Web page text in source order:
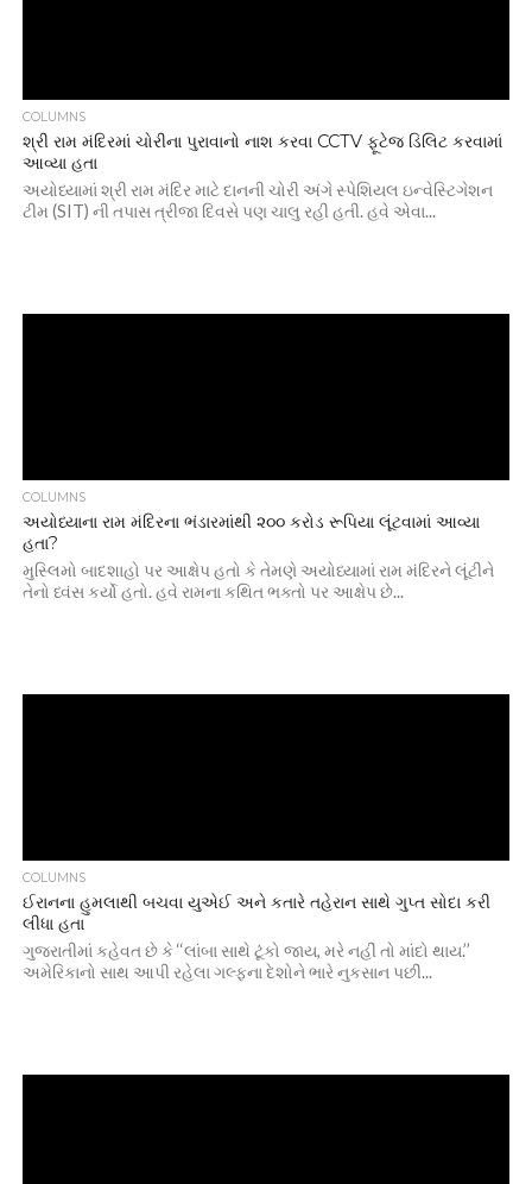
COLUMNS
શ્રી રામ મંદિરમાં ચોરીના પુરાવાનો નાશ કરવા CCTV ફૂટેજ ડિલિટ કરવામાં
આવ્યા હતા
અયોધ્યામાં શ્રી રામ મંદિર માટે દાનની ચોરી અંગે સ્પેશિયલ ઇન્વેસ્ટિગેશન
ટીમ (SIT) ની તપાસ ત્રીજા દિવસે પણ ચાલુ રહી હતી. હવે એવા...
COLUMNS
અયોધ્યાના રામ મંદિરના ભંડારમાંથી ૨૦૦ કરોડ રૂપિયા લૂંટવામાં આવ્યા
હતા?
મુસ્લિમો બાદશાહો પર આક્ષેપ હતો કે તેમણે અયોધ્યામાં રામ મંદિરને લૂંટીને
તેનો ધ્વંસ કર્યો હતો. હવે રામના કથિત ભક્તો પર આક્ષેપ છે...
COLUMNS
ઈરાનના હુમલાથી બચવા યુએઈ અને કતારે તહેરાન સાથે ગુપ્ત સોદા કરી
લીધા હતા
ગુજરાતીમાં કહેવત છે કે ‘‘લાંબા સાથે ટૂંકો જાય, મરે નહીં તો માંદો થાય.’’
અમેરિકાનો સાથ આપી રહેલા ગલ્ફના દેશોને ભારે નુકસાન પછી...